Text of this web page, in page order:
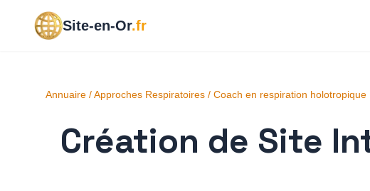
Site-en-Or.fr
Annuaire /Approches Respiratoires / Coach en respiration holotropique
Création de Site